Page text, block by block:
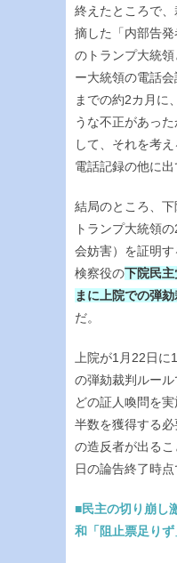
終えたところで
摘した「内部告
のトランプ大統
ー大統領の電話
までの約2カ月に
うな不正があっ
して、それを考
電話記録の他に出
結局のところ、
トランプ大統領
会妨害）を証明す
検察役の下院民
まに上院での弾
だ。
上院が1月22日に
の弾劾裁判ルー
どの証人喚問を
半数を獲得する
の造反者が出る
日の論告終了時点
■民主の切り崩し
和「阻止票足り